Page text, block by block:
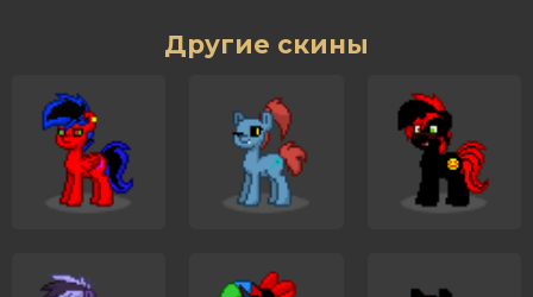
Другие скины